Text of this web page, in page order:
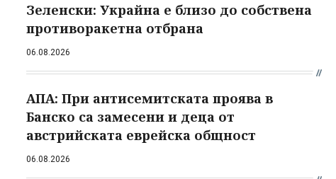
Зеленски: Украйна е близо до собствена
противоракетна отбрана
06.08.2026
АПА: При антисемитската проява в
Банско са замесени и деца от
австрийската еврейска общност
06.08.2026